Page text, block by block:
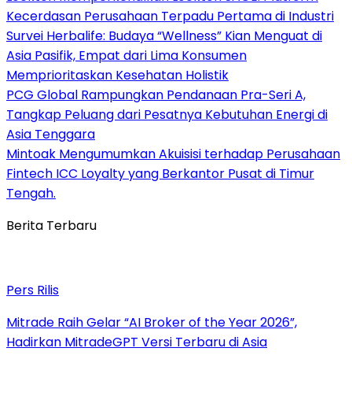
Kecerdasan Perusahaan Terpadu Pertama di Industri
Survei Herbalife: Budaya “Wellness” Kian Menguat di
Asia Pasifik, Empat dari Lima Konsumen
Memprioritaskan Kesehatan Holistik
PCG Global Rampungkan Pendanaan Pra-Seri A,
Tangkap Peluang dari Pesatnya Kebutuhan Energi di
Asia Tenggara
Mintoak Mengumumkan Akuisisi terhadap Perusahaan
Fintech ICC Loyalty yang Berkantor Pusat di Timur
Tengah.
Berita Terbaru
Pers Rilis
Mitrade Raih Gelar “AI Broker of the Year 2026”,
Hadirkan MitradeGPT Versi Terbaru di Asia